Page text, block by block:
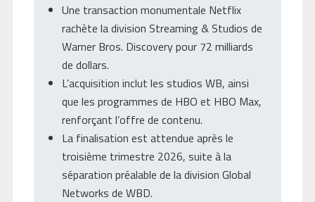
Une transaction monumentale Netflix
rachète la division Streaming & Studios de
Warner Bros. Discovery pour 72 milliards
de dollars.
L’acquisition inclut les studios WB, ainsi
que les programmes de HBO et HBO Max,
renforçant l’offre de contenu.
La finalisation est attendue après le
troisième trimestre 2026, suite à la
séparation préalable de la division Global
Networks de WBD.